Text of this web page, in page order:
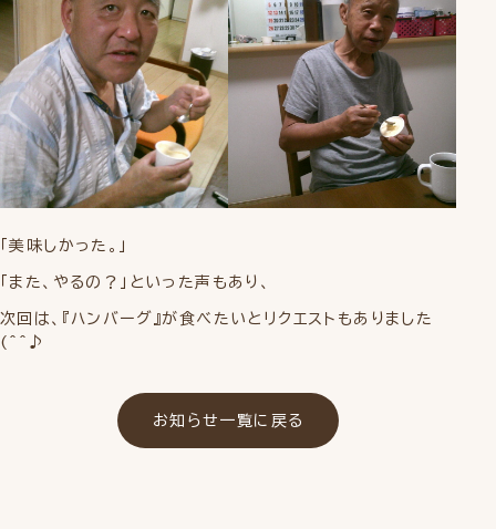
「美味しかった。」
「また、やるの？」といった声もあり、
次回は、『ハンバーグ』が食べたいとリクエストもありました
(^^♪
お知らせ一覧に戻る